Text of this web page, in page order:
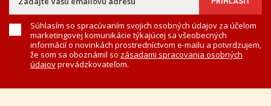
Súhlasím so spracúvaním svojich osobných údajov za účelom
marketingovej komunikácie týkajúcej sa všeobecných
informácií o novinkách prostredníctvom e-mailu a potvrdzujem,
že som sa oboznámil so zásadami spracovania osobných
údajovprevádzkovateľom.